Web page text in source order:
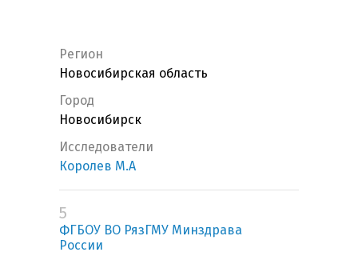
Регион
Новосибирская область
Город
Новосибирск
Исследователи
Королев М.А
5
ФГБОУ ВО РязГМУ Минздрава
России